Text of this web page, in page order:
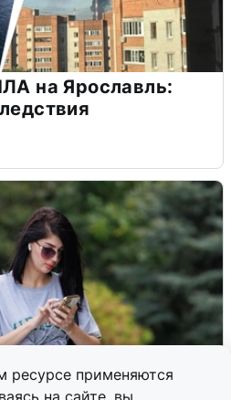
ресурсе применяются
на сайте, вы
на Ярославль: